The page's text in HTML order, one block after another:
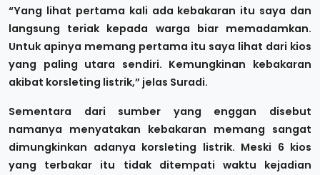
“Yang lihat pertama kali ada kebakaran itu saya dan
langsung teriak kepada warga biar memadamkan.
Untuk apinya memang pertama itu saya lihat dari kios
yang paling utara sendiri. Kemungkinan kebakaran
akibat korsleting listrik,” jelas Suradi.
Sementara dari sumber yang enggan disebut
namanya menyatakan kebakaran memang sangat
dimungkinkan adanya korsleting listrik. Meski 6 kios
yang terbakar itu tidak ditempati waktu kejadian